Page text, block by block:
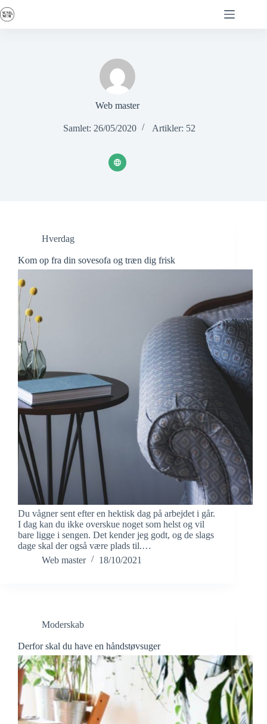
til
Web master
Samlet: 26/05/2020 Artikler: 52
Hverdag
Kom op fra din sovesofa og træn dig frisk
Du vågner sent efter en hektisk dag på arbejdet i går.
I dag kan du ikke overskue noget som helst og vil
bare ligge i sengen. Det kender jeg godt, og de slags
dage skal der også være plads til.…
Web master
18/10/2021
Moderskab
Derfor skal du have en håndstøvsuger